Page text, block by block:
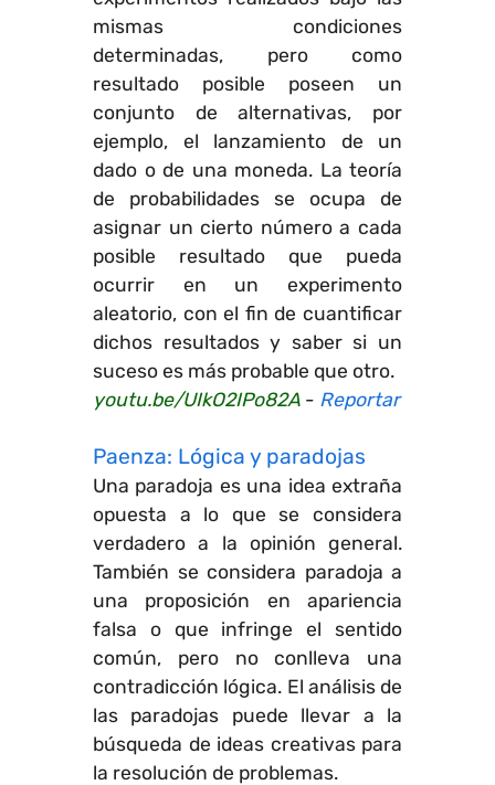
mismas condiciones
determinadas, pero como
resultado posible poseen un
conjunto de alternativas, por
ejemplo, el lanzamiento de un
dado o de una moneda. La teoría
de probabilidades se ocupa de
asignar un cierto número a cada
posible resultado que pueda
ocurrir en un experimento
aleatorio, con el fin de cuantificar
dichos resultados y saber si un
suceso es más probable que otro.
youtu.be/UIkO2IPo82A - Reportar
Paenza: Lógica y paradojas
Una paradoja es una idea extraña
opuesta a lo que se considera
verdadero a la opinión general.
También se considera paradoja a
una proposición en apariencia
falsa o que infringe el sentido
común, pero no conlleva una
contradicción lógica. El análisis de
las paradojas puede llevar a la
búsqueda de ideas creativas para
la resolución de problemas.